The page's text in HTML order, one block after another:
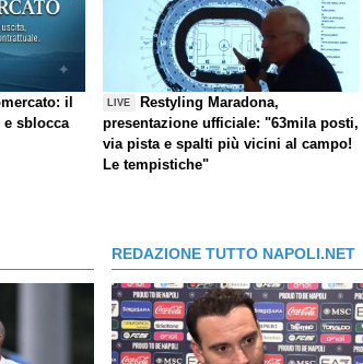
il
e sblocca
LIVE
Restyling Maradona,
presentazione ufficiale: "63mila posti,
via pista e spalti più vicini al campo!
Le tempistiche"
REDAZIONE TUTTO NAPOLI.NET